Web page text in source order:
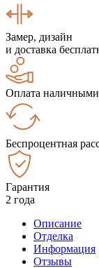
Замер, дизайн
и доставка
Оплата
Беспроцентная
Гарантия
2 года
Описание
Отделка
Информация
Отзывы